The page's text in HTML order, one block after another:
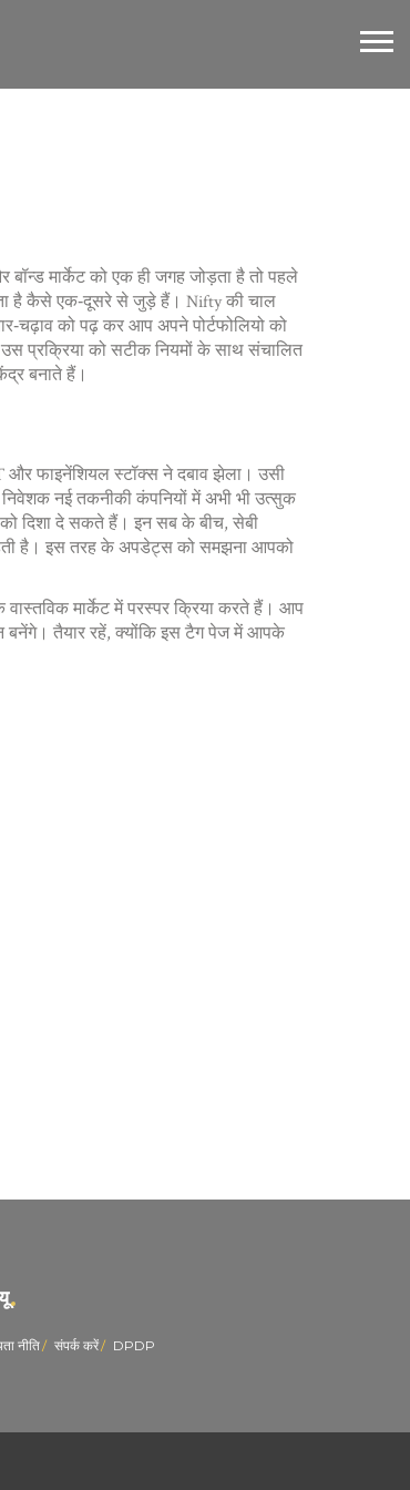
बॉन्ड मार्केट को एक ही जगह जोड़ता हैतो पहले
हैकैसे एक‑दूसरे से जुड़े हैं। Nifty की चाल
को पढ़ कर आप अपने पोर्टफोलियो को
प्रक्रिया को सटीक नियमों के साथ संचालित
बनाते हैं।
और फाइनेंशियल स्टॉक्स ने दबाव झेला। उसी
नई तकनीकी कंपनियों में अभी भी उत्सुक
को दिशा दे सकते हैं। इन सब के बीच, सेबी
रहती है। इस तरह के अपडेट्स को समझना आपको
मार्केट में परस्पर क्रिया करते हैं। आप
बनेंगे। तैयार रहें, क्योंकि इस टैग पेज में आपके
नीति संपर्क करें DPDP